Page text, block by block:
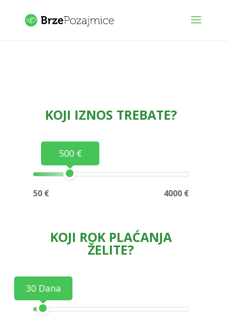
KOJI IZNOS TREBATE?
500 €
50 € 4000 €
KOJI ROK PLAĆANJA
ŽELITE?
30 Dana